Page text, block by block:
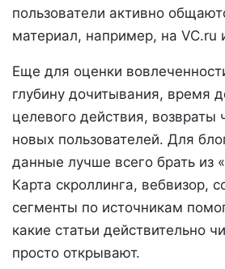
пользователи активно
материал, например, на VC.ru
Еще для оценки
глубину дочитывания, время
целевого действия, возвраты
новых пользователей. Для
данные лучше всего брать из
Карта скроллинга, вебвизор,
сегменты по источникам
какие статьи действительно
просто открывают.